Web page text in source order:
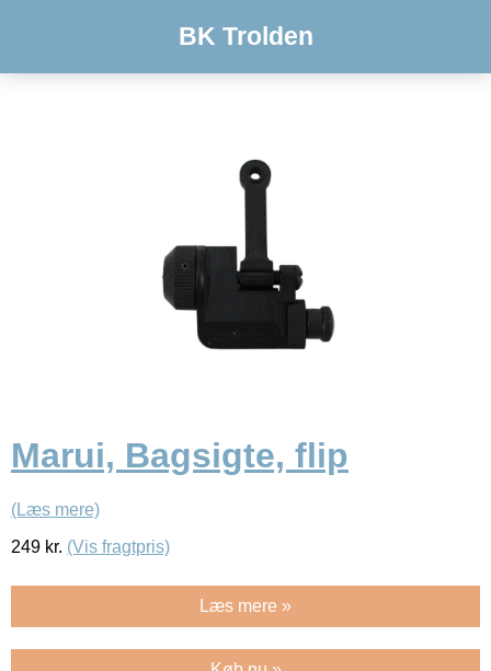
BK Trolden
Marui, Bagsigte, flip
(Læs mere)
249 kr. (Vis fragtpris)
Læs mere »